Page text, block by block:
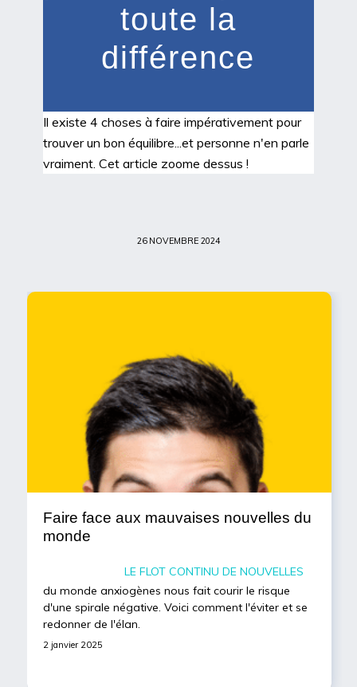
toute la
différence
Il existe 4 choses à faire impérativement pour
trouver un bon équilibre...et personne n'en parle
vraiment. Cet article zoome dessus !
26 NOVEMBRE 2024
Faire face aux mauvaises nouvelles du
monde
Le flot continu de nouvelles
du monde anxiogènes nous fait courir le risque
d'une spirale négative. Voici comment l'éviter et se
redonner de l'élan.
2 janvier 2025